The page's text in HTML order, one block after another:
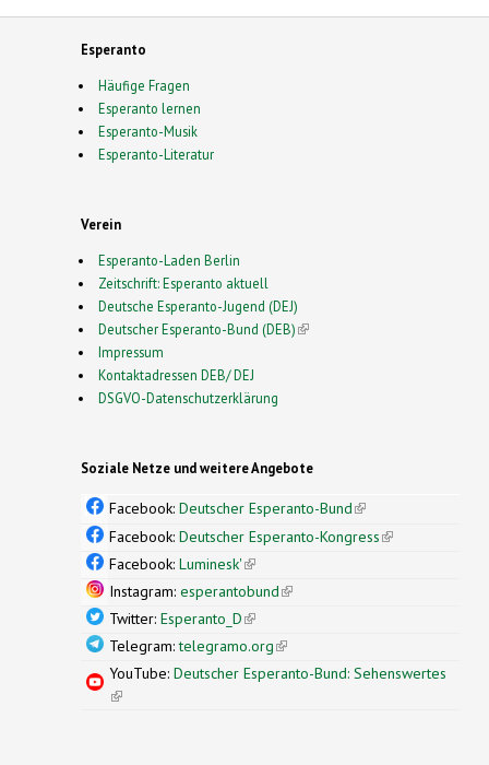
Esperanto
Häufige Fragen
Esperanto lernen
Esperanto-Musik
Esperanto-Literatur
Verein
Esperanto-Laden Berlin
Zeitschrift: Esperanto aktuell
Deutsche Esperanto-Jugend (DEJ)
Deutscher Esperanto-Bund (DEB)(link is external)
Impressum
Kontaktadressen DEB/ DEJ
DSGVO-Datenschutzerklärung
Soziale Netze und weitere Angebote
Facebook: Deutscher Esperanto-Bund(link is
external)
Facebook: Deutscher Esperanto-Kongress(link is
Facebook: Luminesk'(link is external)
Instagram: esperantobund(link is external)
Twitter: Esperanto_D(link is external)
Telegram:telegramo.org(link is external)
YouTube: Deutscher Esperanto-Bund: Sehenswertes
(link is external)